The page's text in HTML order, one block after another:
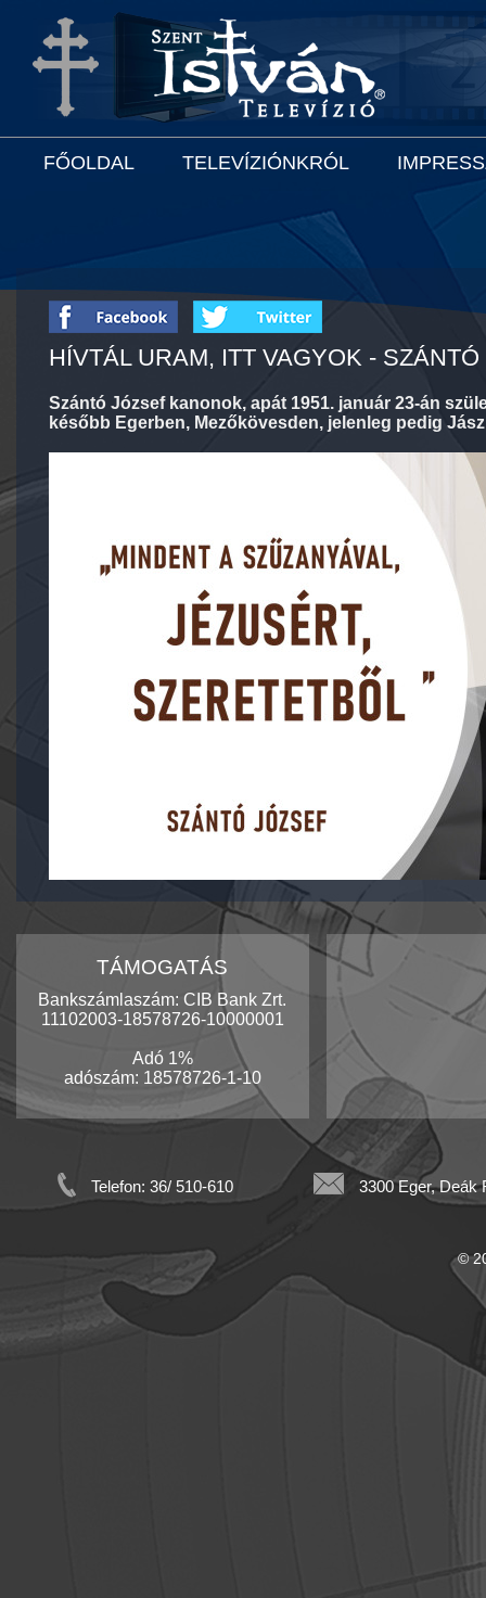
FŐOLDAL TELEVÍZIÓNKRÓL
HÍVTÁL URAM, ITT VAGYOK -
Szántó József kanonok, apát 1951. január 23-án
később Egerben, Mezőkövesden, jelenleg pedig
TÁMOGATÁS
Bankszámlaszám: CIB Bank Zrt.
11102003-18578726-10000001
Adó 1%
adószám: 18578726-1-10
Telefon: 36/ 510-610 3300 Eger, Deák
©